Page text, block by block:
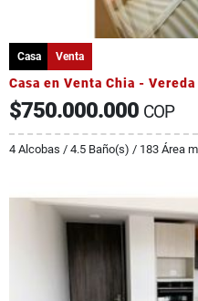
Casa Venta
Casa en Venta Chia - Vereda
$750.000.000 COP
4 Alcobas / 4.5 Baño(s) / 183 Área m